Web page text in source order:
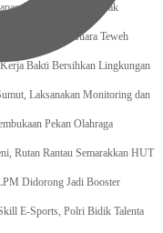
Gunungsitoli Kompak
Binaan Lapas Muara Teweh
Bakti Bersihkan Lingkungan
Laksanakan Monitoring dan
Pekan Olahraga
Rutan Rantau Semarakkan HUT
Didorong Jadi Booster
E-Sports, Polri Bidik Talenta